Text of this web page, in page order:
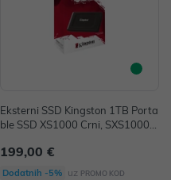
Eksterni SSD Kingston 1TB Porta
ble SSD XS1000 Crni, SXS1000/1
199,00 €
Dodatnih -5% uz PROMO KOD